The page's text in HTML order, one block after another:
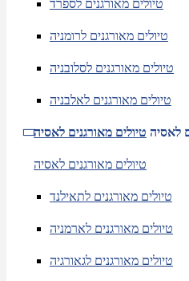
טיולים מאורגנים לספרד
טיולים מאורגנים לרומניה
טיולים מאורגנים לסלובניה
טיולים מאורגנים לאלבניה
לאסיה טיולים מאורגנים לאסיה
טיולים מאורגנים לאסיה
טיולים מאורגנים לתאילנד
טיולים מאורגנים לארמניה
טיולים מאורגנים לגאורגיה